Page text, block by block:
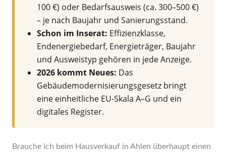
100 €) oder Bedarfsausweis (ca. 300–500 €)
– je nach Baujahr und Sanierungsstand.
Schon im Inserat: Effizienzklasse,
Endenergiebedarf, Energieträger, Baujahr
und Ausweistyp gehören in jede Anzeige.
2026 kommt Neues: Das
Gebäudemodernisierungsgesetz bringt
eine einheitliche EU-Skala A–G und ein
digitales Register.
Brauche ich beim Hausverkauf in Ahlen überhaupt einen